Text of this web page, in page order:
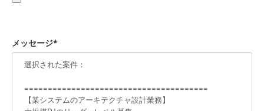
メッセージ*